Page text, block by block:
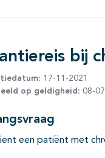
deze richtlijn
bij
17-11-2021
op geldigheid: 08-
een patiënt met